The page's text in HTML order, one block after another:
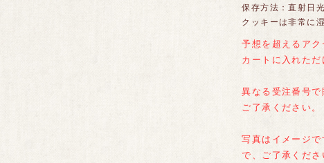
保存方法：直射日
クッキーは非常に
予想を超えるア
カートに入れた
異なる受注番号で
ご了承ください。
写真はイメージ
で、ご了承くださ